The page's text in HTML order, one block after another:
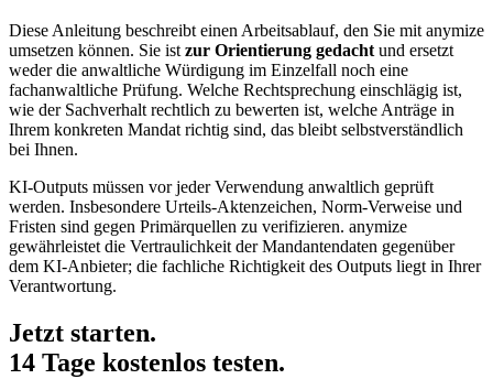
Diese Anleitung beschreibt einen Arbeitsablauf, den Sie mit anymize
umsetzen können. Sie ist zur Orientierung gedacht und ersetzt
weder die anwaltliche Würdigung im Einzelfall noch eine
fachanwaltliche Prüfung. Welche Rechtsprechung einschlägig ist,
wie der Sachverhalt rechtlich zu bewerten ist, welche Anträge in
Ihrem konkreten Mandat richtig sind, das bleibt selbstverständlich
bei Ihnen.
KI-Outputs müssen vor jeder Verwendung anwaltlich geprüft
werden. Insbesondere Urteils-Aktenzeichen, Norm-Verweise und
Fristen sind gegen Primärquellen zu verifizieren. anymize
gewährleistet die Vertraulichkeit der Mandantendaten gegenüber
dem KI-Anbieter; die fachliche Richtigkeit des Outputs liegt in Ihrer
Verantwortung.
Jetzt starten.
14 Tage kostenlos testen.